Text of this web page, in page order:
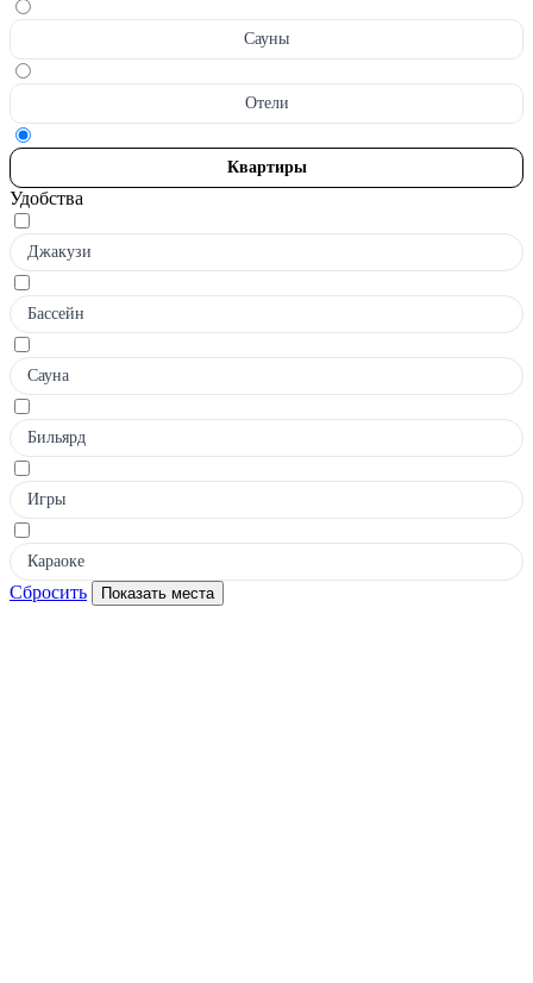
Сауны
Отели
Квартиры
Удобства
Джакузи
Бассейн
Сауна
Бильярд
Игры
Караоке
Сбросить Показать места